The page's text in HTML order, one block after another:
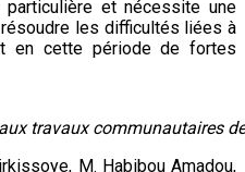
et nécessite une
les difficultés liées à
en cette période de fortes
travaux communautaires
M. Habibou Amadou,